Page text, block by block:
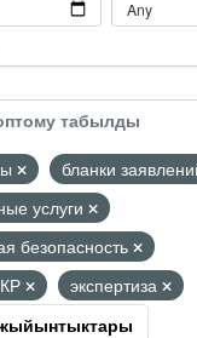
табылды
бланки
услуги
безопасность
экспертиза